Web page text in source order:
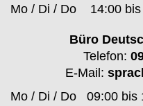
Mo / Di / Do
14:00
Büro
Telefon:
E-Mail:
Mo / Di / Do 09:00 bis